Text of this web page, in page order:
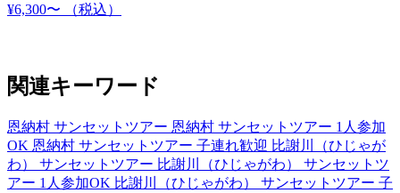
¥6,300〜
（税込）
関連キーワード
恩納村 サンセットツアー 恩納村 サンセットツアー 1人参加
OK 恩納村 サンセットツアー 子連れ歓迎 比謝川（ひじゃが
わ） サンセットツアー 比謝川（ひじゃがわ） サンセットツ
アー 1人参加OK 比謝川（ひじゃがわ） サンセットツアー 子